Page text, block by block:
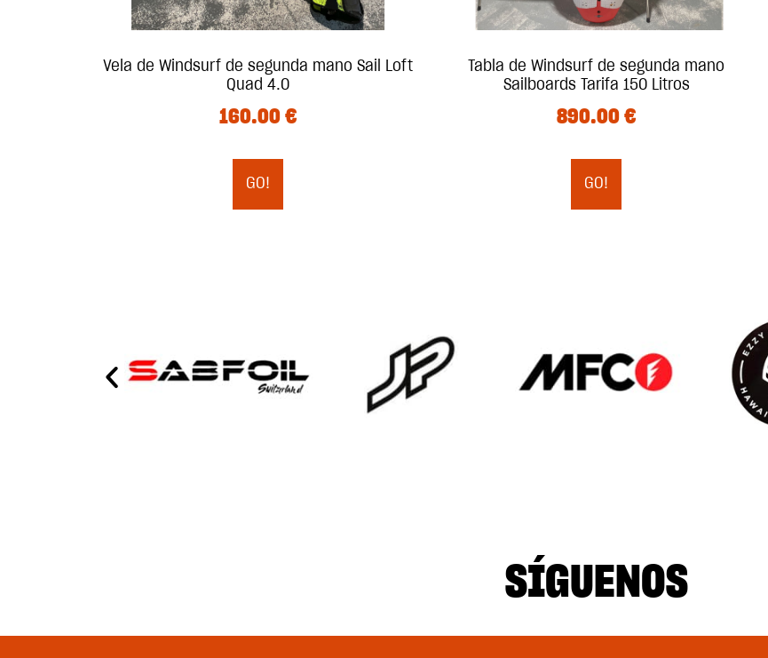
Vela de Windsurf de segunda mano Sail Loft
Quad 4.0
160.00€
GO!
Tabla de Windsurf de segunda mano
Sailboards Tarifa 150 Litros
890.00€
GO!
SÍGUENOS